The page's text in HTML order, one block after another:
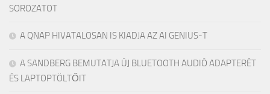
SOROZATOT
A QNAP HIVATALOSAN IS KIADJA AZ AI GENIUS-T
A SANDBERG BEMUTATJA ÚJ BLUETOOTH AUDIÓ ADAPTERÉT
ÉS LAPTOPTÖLTŐIT